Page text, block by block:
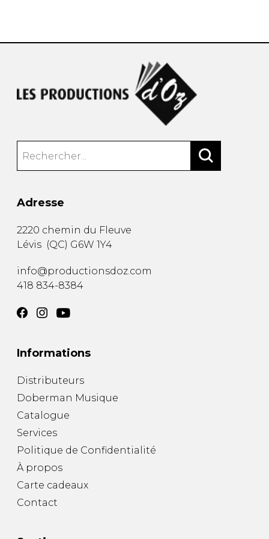
Adresse
2220 chemin du Fleuve
Lévis (QC) G6W 1Y4
info@productionsdoz.com
418 834-8384
Informations
Distributeurs
Doberman Musique
Catalogue
Services
Politique de Confidentialité
À propos
Carte cadeaux
Contact